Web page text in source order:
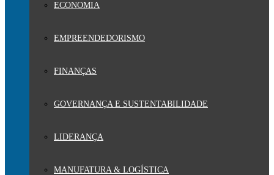
ECONOMIA
EMPREENDEDORISMO
FINANÇAS
GOVERNANÇA E SUSTENTABILIDADE
LIDERANÇA
MANUFATURA & LOGÍSTICA